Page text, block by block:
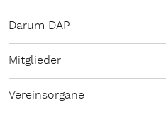
Darum DAP
Mitglieder
Vereinsorgane